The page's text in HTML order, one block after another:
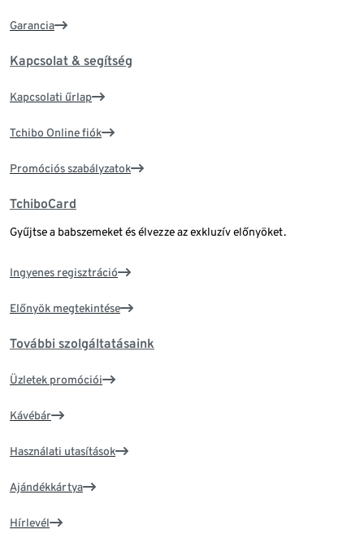
Garancia
Kapcsolat & segítség
Kapcsolati űrlap
Tchibo Online fiók
Promóciós szabályzatok
TchiboCard
Gyűjtse a babszemeket és élvezze az exkluzív előnyöket.
Ingyenes regisztráció
Előnyök megtekintése
További szolgáltatásaink
Üzletek promóciói
Kávébár
Használati utasítások
Ajándékkártya
Hírlevél